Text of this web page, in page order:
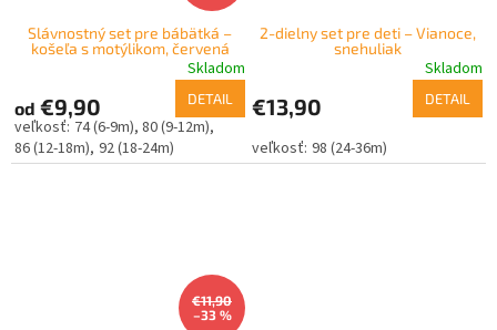
Slávnostný set pre bábätká –
košeľa s motýlikom, červená
Skladom
od €9,90 DETAIL
74 (6-9m) 80 (9-12m)
86 (12-18m) 92 (18-24m)
2-dielny set pre deti – Vianoce,
snehuliak
Skladom
€13,90 DETAIL
98 (24-36m)
€11,90
–33 %